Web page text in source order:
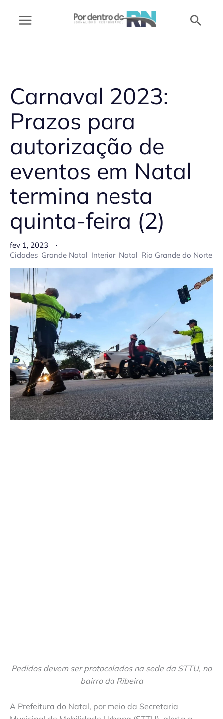
Carnaval 2023:
Prazos para
autorização de
eventos em Natal
termina nesta
quinta-feira (2)
fev 1, 2023
Cidades Grande Natal Interior Natal Rio Grande do Norte
Pedidos devem ser protocolados na sede da STTU, no
bairro da Ribeira
A Prefeitura do Natal, por meio da Secretaria